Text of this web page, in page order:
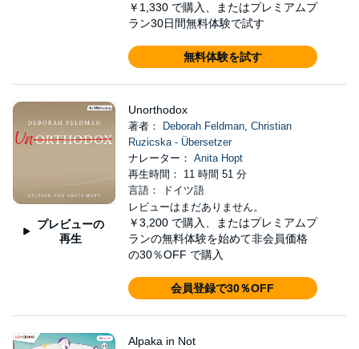
￥1,330 で購入、またはプレミアムプ
ラン30日間無料体験で試す
無料体験を試す
プレビューの
再生
Unorthodox
著者： Deborah Feldman, Christian
Ruzicska - Übersetzer
ナレーター： Anita Hopt
再生時間： 11 時間 51 分
言語： ドイツ語
レビューはまだありません。
￥3,200 で購入、またはプレミアムプ
ランの無料体験を始めて非会員価格
の30％OFF で購入
会員登録で30％OFF
Alpaka in Not